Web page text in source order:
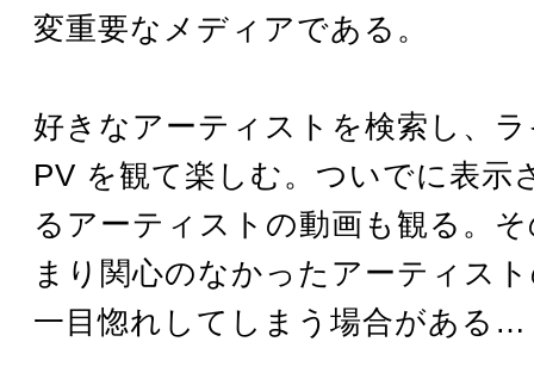
変重要なメディアである。
好きなアーティストを検索し、
PV を観て楽しむ。ついでに表示
るアーティストの動画も観る。
まり関心のなかったアーティス
一目惚れしてしまう場合がある…